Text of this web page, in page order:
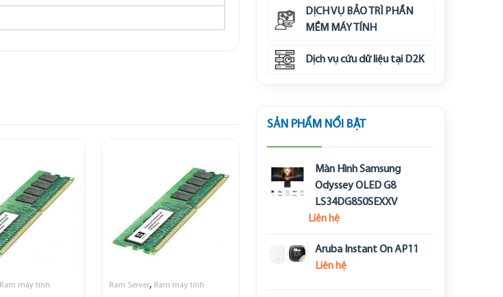
Ram máy tính Ram Server, Ram máy tính
DỊCH VỤ BẢO TRÌ PHẦN
MỀM MÁY TÍNH
Dịch vụ cứu dữ liệu tại D2K
SẢN PHẨM NỔI BẬT
Màn Hình Samsung
Odyssey OLED G8
LS34DG850SEXXV
Liên hệ
Aruba Instant On AP11
Liên hệ